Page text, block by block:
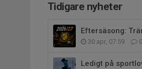
Tidigare nyheter
Eftersäsong:
30 apr, 07:59 0
Ledigt på